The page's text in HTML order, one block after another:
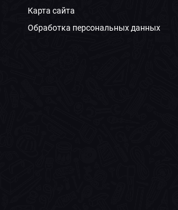
Карта сайта
Обработка персональных данных